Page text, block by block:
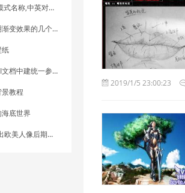
名称,中英对照表
效果的几个方法
参考线 - 方法1：对齐和分布
教程
底世界
人像后期色调实例
2019/1/5 23:00:23